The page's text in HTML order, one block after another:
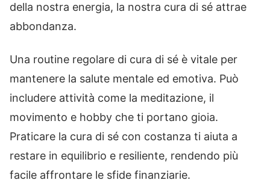
della nostra energia, la nostra cura di sé attrae
abbondanza.
Una routine regolare di cura di sé è vitale per
mantenere la salute mentale ed emotiva. Può
includere attività come la meditazione, il
movimento e hobby che ti portano gioia.
Praticare la cura di sé con costanza ti aiuta a
restare in equilibrio e resiliente, rendendo più
facile affrontare le sfide finanziarie.